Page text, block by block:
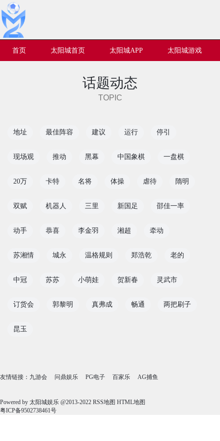
首页 太阳城首页 太阳城APP 太阳城游戏
话题动态
TOPIC
地址 最佳阵容 建议 运行 停引
现场观 推动 黑幕 中国象棋 一盘棋
20万 卡特 名将 体操 虐待 隋明
双赋 机器人 三里 新国足 邵佳一率
动手 恭喜 李金羽 湘超 牵动
苏湘情 城永 温格规则 郑浩乾 老的
中冠 苏苏 小萌娃 贺新春 灵武市
订货会 郭黎明 真弗成 畅通 两把刷子
昆玉
友情链接： 九游会 问鼎娱乐 PG电子 百家乐 AG捕鱼
Powered by 太阳城娱乐 @2013-2022 RSS地图 HTML地图
粤ICP备9502738461号